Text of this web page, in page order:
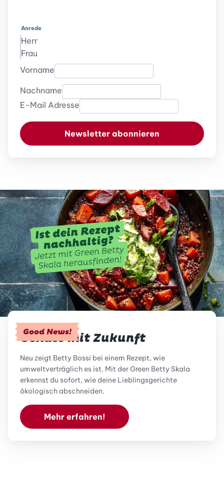
Anrede
Herr
Frau
Vorname
Nachname
E-Mail Adresse
Newsletter abonnieren
Good News!
Genuss mit Zukunft
Neu zeigt Betty Bossi bei einem Rezept, wie
umweltverträglich es ist. Mit der Green Betty Skala
erkennst du sofort, wie deine Lieblingsgerichte
ökologisch abschneiden.
Mehr erfahren!